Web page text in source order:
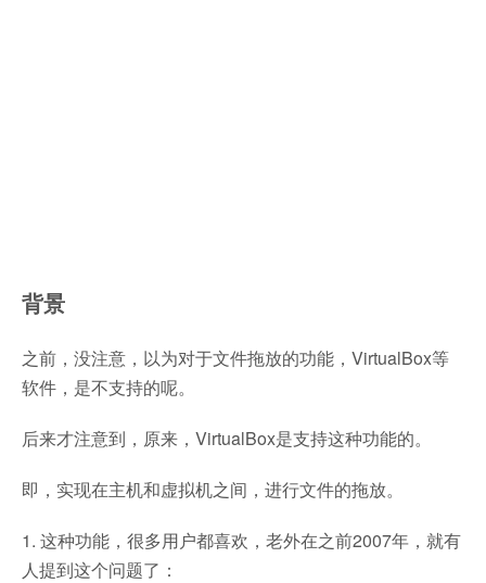
背景
之前，没注意，以为对于文件拖放的功能，VirtualBox等
软件，是不支持的呢。
后来才注意到，原来，VirtualBox是支持这种功能的。
即，实现在主机和虚拟机之间，进行文件的拖放。
1. 这种功能，很多用户都喜欢，老外在之前2007年，就有
人提到这个问题了：